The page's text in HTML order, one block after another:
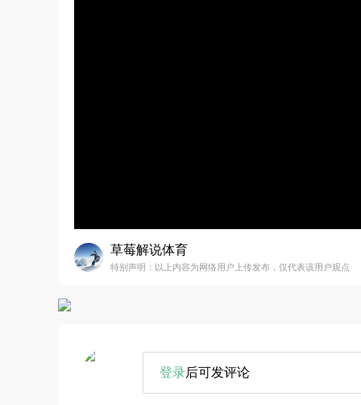
草莓解说体育
特别声明：以上内容为网络用户上传发布，仅代表该用户观点
登录后可发评论